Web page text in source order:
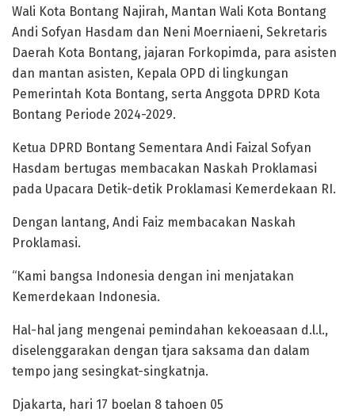
Wali Kota Bontang Najirah, Mantan Wali Kota Bontang
Andi Sofyan Hasdam dan Neni Moerniaeni, Sekretaris
Daerah Kota Bontang, jajaran Forkopimda, para asisten
dan mantan asisten, Kepala OPD di lingkungan
Pemerintah Kota Bontang, serta Anggota DPRD Kota
Bontang Periode 2024-2029.
Ketua DPRD Bontang Sementara Andi Faizal Sofyan
Hasdam bertugas membacakan Naskah Proklamasi
pada Upacara Detik-detik Proklamasi Kemerdekaan RI.
Dengan lantang, Andi Faiz membacakan Naskah
Proklamasi.
“Kami bangsa Indonesia dengan ini menjatakan
Kemerdekaan Indonesia.
Hal-hal jang mengenai pemindahan kekoeasaan d.l.l.,
diselenggarakan dengan tjara saksama dan dalam
tempo jang sesingkat-singkatnja.
Djakarta, hari 17 boelan 8 tahoen 05